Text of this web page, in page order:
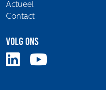
Actueel
Contact
Volg ons